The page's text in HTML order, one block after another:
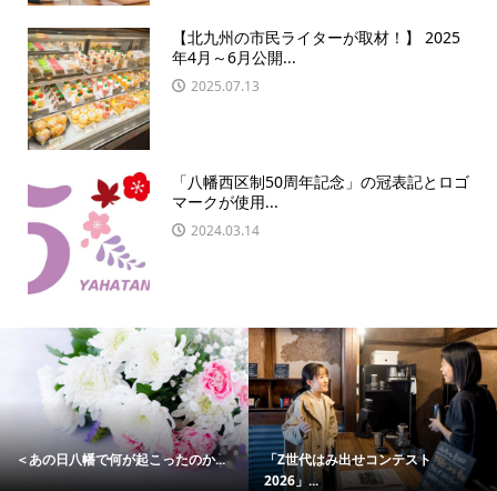
【北九州の市民ライターが取材！】 2025
年4月～6月公開...
2025.07.13
「八幡西区制50周年記念」の冠表記とロゴ
マークが使用...
2024.03.14
＜あの日八幡で何が起こったのか...
「Z世代はみ出せコンテスト
2026」...